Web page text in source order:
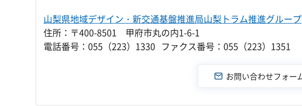
山梨県地域デザイン・新交通基盤推進局山梨トラム推進グループ
住所：〒400-8501 甲府市丸の内1-6-1
電話番号：055（223）1330 ファクス番号：055（223）1351